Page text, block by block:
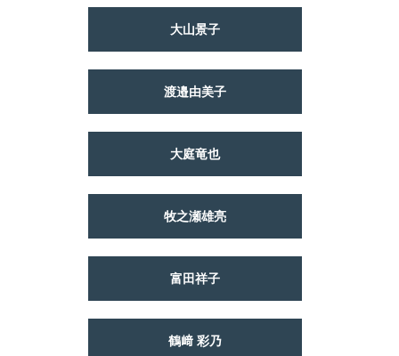
大山景子
渡邉由美子
大庭竜也
牧之瀬雄亮
富田祥子
鶴﨑 彩乃